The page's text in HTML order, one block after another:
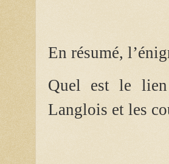
En résumé,
Quel est le lien
Langlois et les